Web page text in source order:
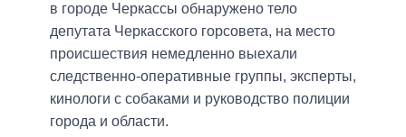
в городе Черкассы обнаружено тело
депутата Черкасского горсовета, на место
происшествия немедленно выехали
следственно-оперативные группы, эксперты,
кинологи с собаками и руководство полиции
города и области.